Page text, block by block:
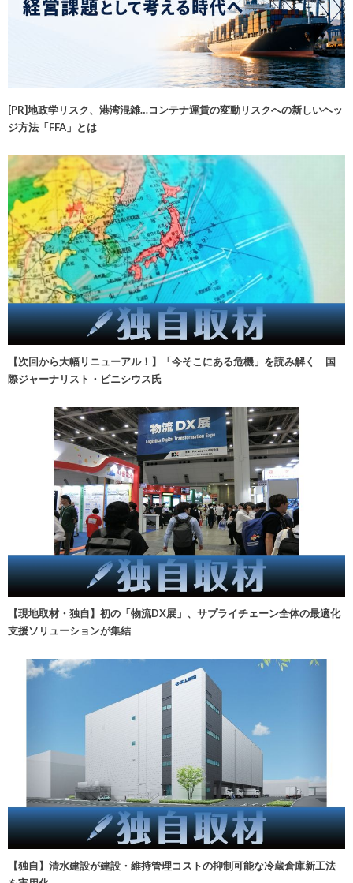
[PR]地政学リスク、港湾混雑…コンテナ運賃の変動リスクへの新しいヘッ
ジ方法「FFA」とは
【次回から大幅リニューアル！】「今そこにある危機」を読み解く 国
際ジャーナリスト・ビニシウス氏
【現地取材・独自】初の「物流DX展」、サプライチェーン全体の最適化
支援ソリューションが集結
【独自】清水建設が建設・維持管理コストの抑制可能な冷蔵倉庫新工法